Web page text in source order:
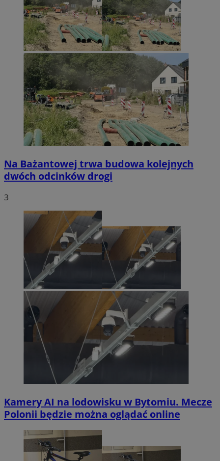
Na Bażantowej trwa budowa kolejnych
dwóch odcinków drogi
3
Kamery AI na lodowisku w Bytomiu. Mecze
Polonii będzie można oglądać online